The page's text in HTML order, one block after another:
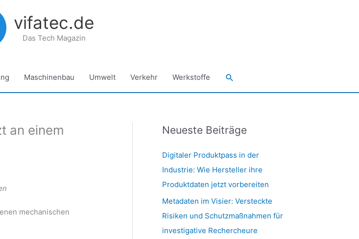
vifatec.de
Das Tech Magazin
Maschinenbau Umwelt Verkehr Werkstoffe Suchen
an einem
mechanischen
Neueste Beiträge
Digitaler Produktpass in der
Industrie: Wie Hersteller ihre
Produktdaten jetzt vorbereiten
Metadaten im Visier: Versteckte
Risiken und Schutzmaßnahmen für
investigative Rechercheure